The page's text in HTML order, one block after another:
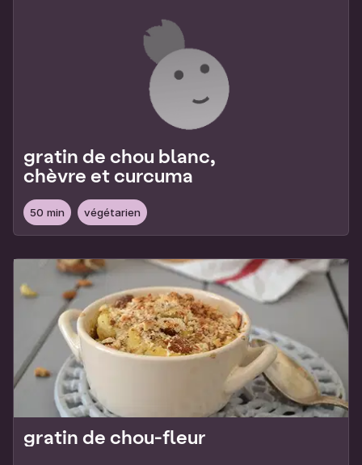
gratin de chou blanc,
chèvre et curcuma
50 min végétarien
gratin de chou-fleur